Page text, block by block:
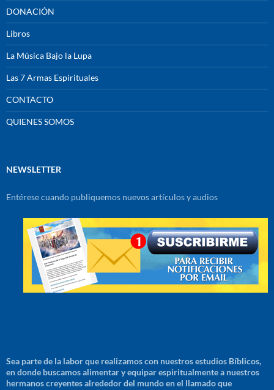
DONACIÓN
Libros
La Música Bajo la Lupa
Las 7 Armas Espirituales
CONTACTO
QUIENES SOMOS
NEWSLETTER
Entérese cuando publiquemos nuevos artículos y audios
Sea parte de la labor que realizamos con nuestros estudios Bíblicos,
en donde buscamos alimentar y equipar espiritualmente a nuestros
hermanos creyentes alrededor del mundo en el llamado que